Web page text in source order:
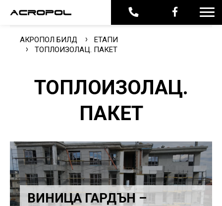
АКРОПОЛ БИЛД
ЕТАПИ
ТОПЛОИЗОЛАЦ. ПАКЕТ
ТОПЛОИЗОЛАЦ.
ПАКЕТ
ВИНИЦА ГАРДЪН –